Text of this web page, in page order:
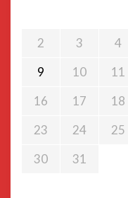
2
3 4
9
10 11
16
17 18
23
24 25
30
31